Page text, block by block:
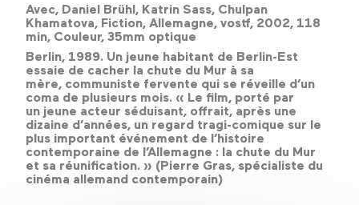
Avec, Daniel Brühl, Katrin Sass, Chulpan
Khamatova, Fiction, Allemagne, vostf, 2002, 118
min, Couleur, 35mm optique
Berlin, 1989. Un jeune habitant de Berlin-Est
essaie de cacher la chute du Mur à sa
mère, communiste fervente qui se réveille d’un
coma de plusieurs mois. « Le film, porté par
un jeune acteur séduisant, offrait, après une
dizaine d’années, un regard tragi-comique sur le
plus important événement de l’histoire
contemporaine de l’Allemagne : la chute du Mur
et sa réunification. » (Pierre Gras, spécialiste du
cinéma allemand contemporain)